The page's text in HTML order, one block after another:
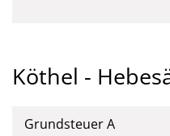
Köthel -
Grundsteuer A